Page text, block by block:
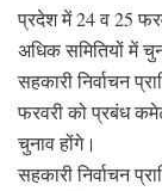
प्रदेश में 24 व 25
अधिक समितियों में
सहकारी निर्वाचन
फरवरी को प्रबंध
चुनाव होंगे।
सहकारी निर्वाचन